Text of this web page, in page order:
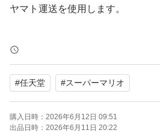
ヤマト運送を使用します。
動作確認済み
【Switch2】 マリオカート ワールド
ブランド：任天堂 スーパーマリオ
ゲームジャンル：レース
#任天堂 #スーパーマリオ
購入日時： 2026年6月12日 09:51
出品日時： 2026年6月11日 20:22